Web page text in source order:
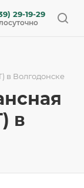
29-19-29
в Волгодонске
в